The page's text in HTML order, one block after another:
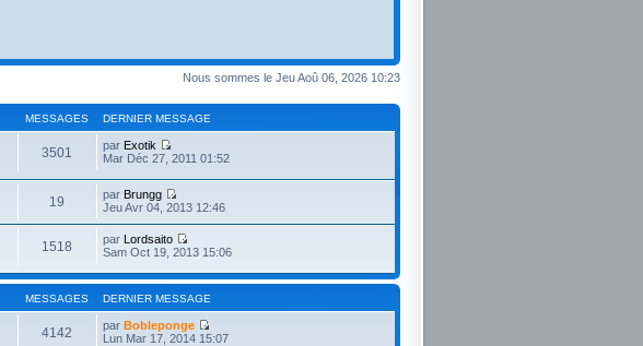
Nous sommes le Jeu Aoû 06, 2026 10:23
MESSAGES DERNIER MESSAGE
3501 par Exotik
Mar Déc 27, 2011 01:52
19 par Brungg
Jeu Avr 04, 2013 12:46
1518 par Lordsaito
Sam Oct 19, 2013 15:06
MESSAGES DERNIER MESSAGE
4142 par Bobleponge
Lun Mar 17, 2014 15:07